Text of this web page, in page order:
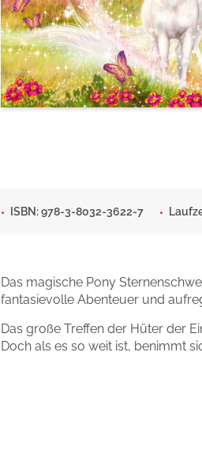
Zum Titel
Indigo Wild -
Zum Titel
ISBN: 978-3-8032-3622-7
Das magische Pony
fantasievolle Abenteuer und
Das große Treffen der Hüter der
Doch als es so weit ist, benimmt